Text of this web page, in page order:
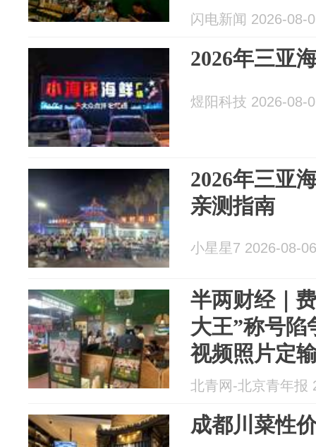
查”
闪电新闻 2026-08-
2026年三亚
煜阳科技 2026-08-
2026年三亚
亲测指南
小星星7 2026-08-06
半两财经｜
大王”称号陷
视频照片定
北青网-北京青年报
成都川菜性